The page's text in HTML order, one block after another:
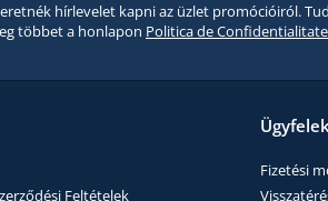
hírlevelet kapni az üzlet promócióiról.
többet a honlapon Politica de Confidentialitate
Feltételek
Fizetési